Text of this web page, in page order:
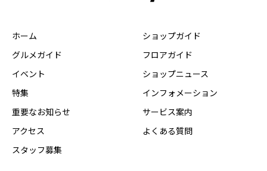
ホーム
グルメガイド
イベント
特集
重要なお知らせ
アクセス
スタッフ募集
ショップガイド
フロアガイド
ショップニュース
インフォメーション
サービス案内
よくある質問